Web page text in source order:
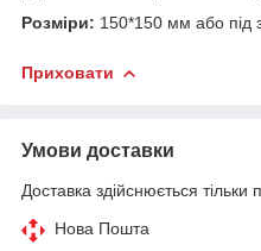
Розміри: 150*150 мм або під
Приховати
Умови доставки
Доставка здійснюється тільки
Нова Пошта